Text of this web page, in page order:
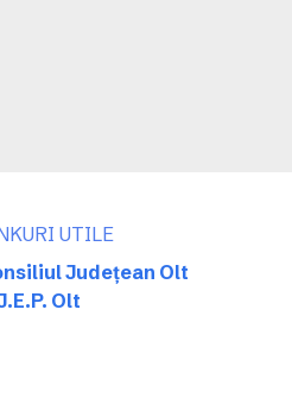
UTILE
Județean Olt
Olt